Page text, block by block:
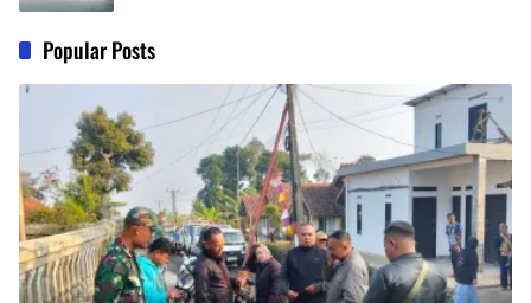
Popular Posts